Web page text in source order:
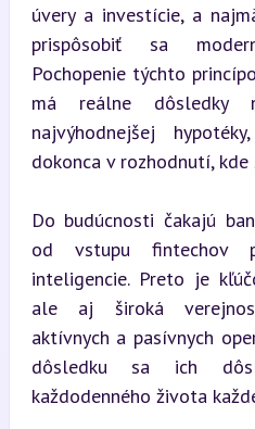
úvery a investície, a
prispôsobiť sa
Pochopenie týchto
má reálne dôsledky
najvýhodnejšej
dokonca v rozhodnutí,
Do budúcnosti čakajú
od vstupu fintechov
inteligencie. Preto je
ale aj široká
aktívnych a pasívnych
dôsledku sa ich
každodenného života